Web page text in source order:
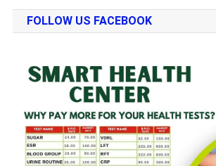
FOLLOW US FACEBOOK